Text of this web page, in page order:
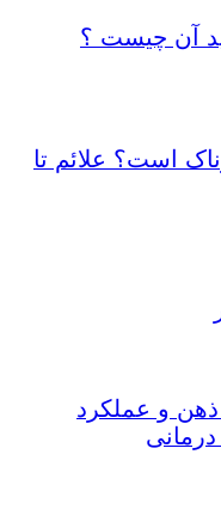
آن چیست ؟
است؟ علائم تا
ذهن و عملکرد